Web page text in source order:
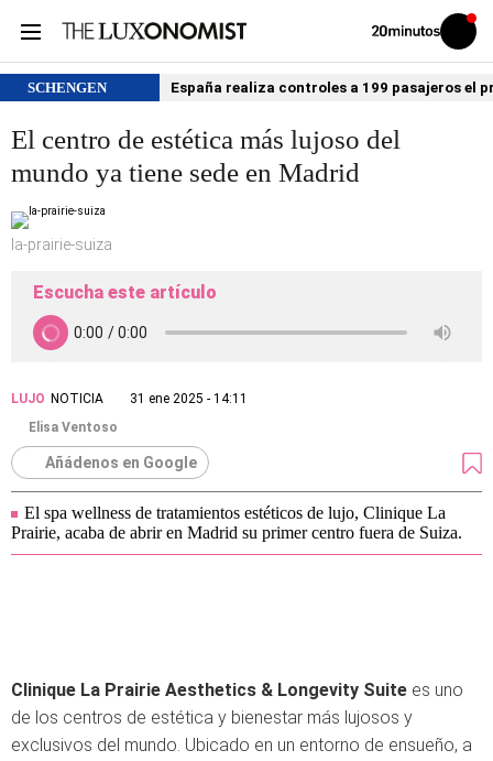
Volver
Iniciar
sesión
SCHENGEN España realiza controles a 199 pasajeros el
El centro de estética más lujoso del
mundo ya tiene sede en Madrid
la-prairie-suiza
Escucha este artículo
LUJO NOTICIA
31 ene 2025 - 14:11
Elisa Ventoso
Añádenos en Google
El spa wellness de tratamientos estéticos de lujo, Clinique La
Prairie, acaba de abrir en Madrid su primer centro fuera de Suiza.
Clinique La Prairie Aesthetics & Longevity Suite es uno
de los centros de estética y bienestar más lujosos y
exclusivos del mundo. Ubicado en un entorno de ensueño, a